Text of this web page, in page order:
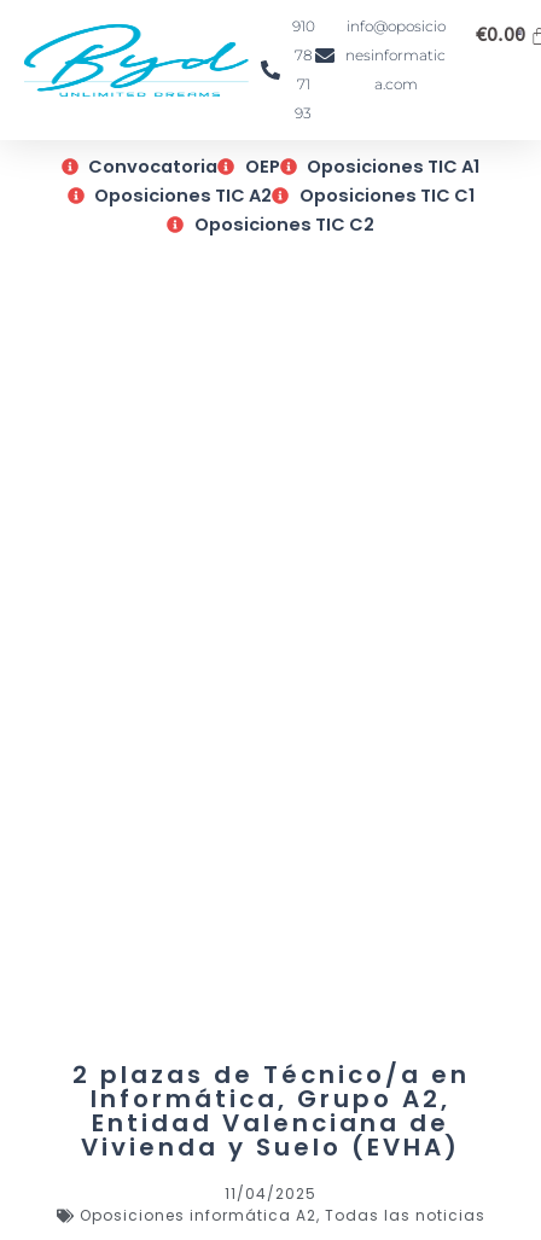
contenido
910
78
71
93
info@oposicio
nesinformatic
a.com
€0.00
Convocatoria OEP
Oposiciones TIC A1
Oposiciones TIC A2
Oposiciones TIC C1
Oposiciones TIC C2
2 plazas de Técnico/a en
Informática, Grupo A2,
Entidad Valenciana de
Vivienda y Suelo (EVHA)
11/04/2025
Oposiciones informática A2, Todas las noticias